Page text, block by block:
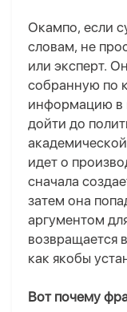
Окампо, если
словам, не
или эксперт.
собранную по
информацию в
дойти до
идет о
сначала
затем она
аргументом
возвращается
как якобы
Вот почему